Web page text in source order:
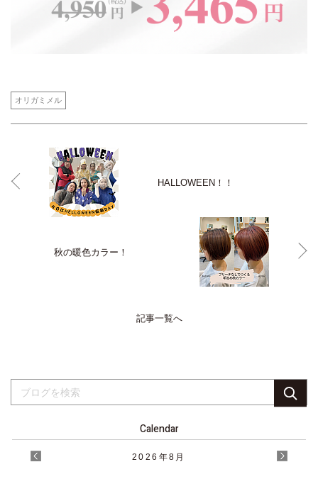
オリガミメル
HALLOWEEN！！
秋の暖色カラー！
記事一覧へ
Calendar
2026 年8月